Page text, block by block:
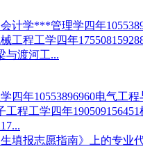
计学***管理学四年
工程工学四年
与渡河工...
年10553896960电气工
程工学四年
填报志愿指南》上的专业